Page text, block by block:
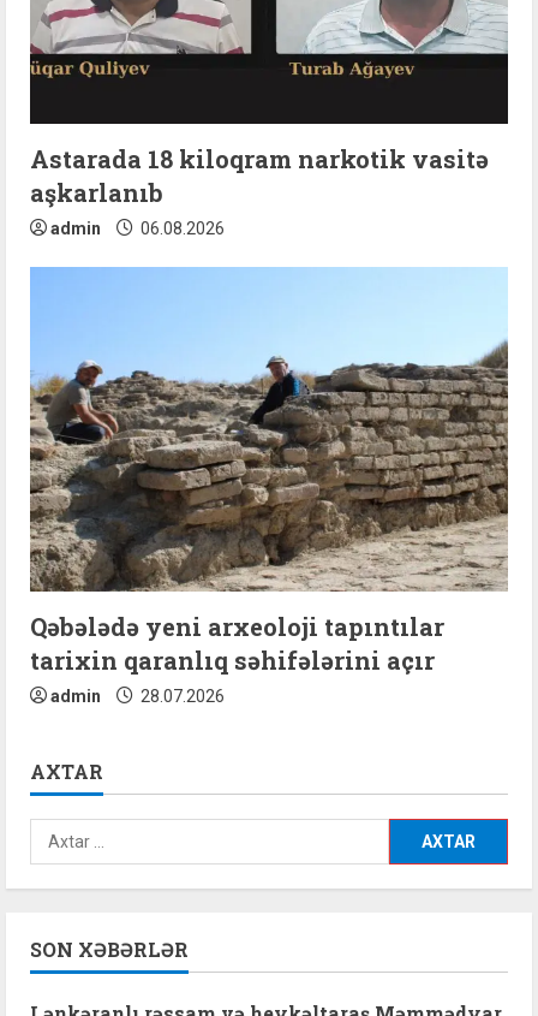
Astarada 18 kiloqram narkotik vasitə
aşkarlanıb
admin 06.08.2026
Qəbələdə yeni arxeoloji tapıntılar
tarixin qaranlıq səhifələrini açır
admin 28.07.2026
AXTAR
Axtarış:
SON XƏBƏRLƏR